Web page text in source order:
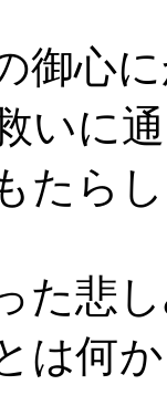
御心
いに
たら
た悲
は何